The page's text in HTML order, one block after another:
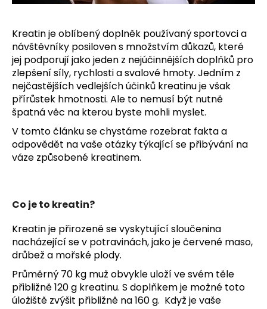
Kreatin je oblíbený doplněk používaný sportovci a
návštěvníky posiloven s množstvím důkazů, které
jej podporují jako jeden z nejúčinnějších doplňků pro
zlepšení síly, rychlosti a svalové hmoty. Jedním z
nejčastějších vedlejších účinků kreatinu je však
přírůstek hmotnosti. Ale to nemusí být nutně
špatná věc na kterou byste mohli myslet.
V tomto článku se chystáme rozebrat fakta a
odpovědět na vaše otázky týkající se přibývání na
váze způsobené kreatinem.
Co je to kreatin?
Kreatin je přirozeně se vyskytující sloučenina
nacházející se v potravinách, jako je červené maso,
drůbež a mořské plody.
Průměrný 70 kg muž obvykle uloží ve svém těle
přibližně 120 g kreatinu. S doplňkem je možné toto
úložiště zvýšit přibližně na 160 g. Když je vaše
t
e
n
a
j
í
t
?
D
o
p
o
r
u